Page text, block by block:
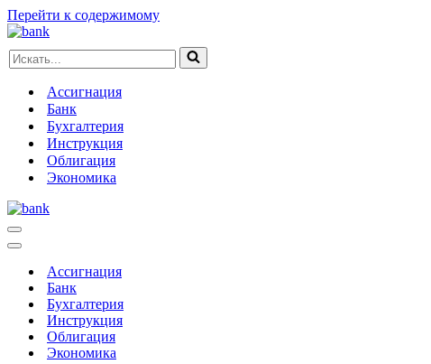
Перейти к содержимому
Искать...
Ассигнация
Банк
Бухгалтерия
Инструкция
Облигация
Экономика
Меню
навигации
Меню
навигацииАссигнация
Банк
Бухгалтерия
Инструкция
Облигация
Экономика